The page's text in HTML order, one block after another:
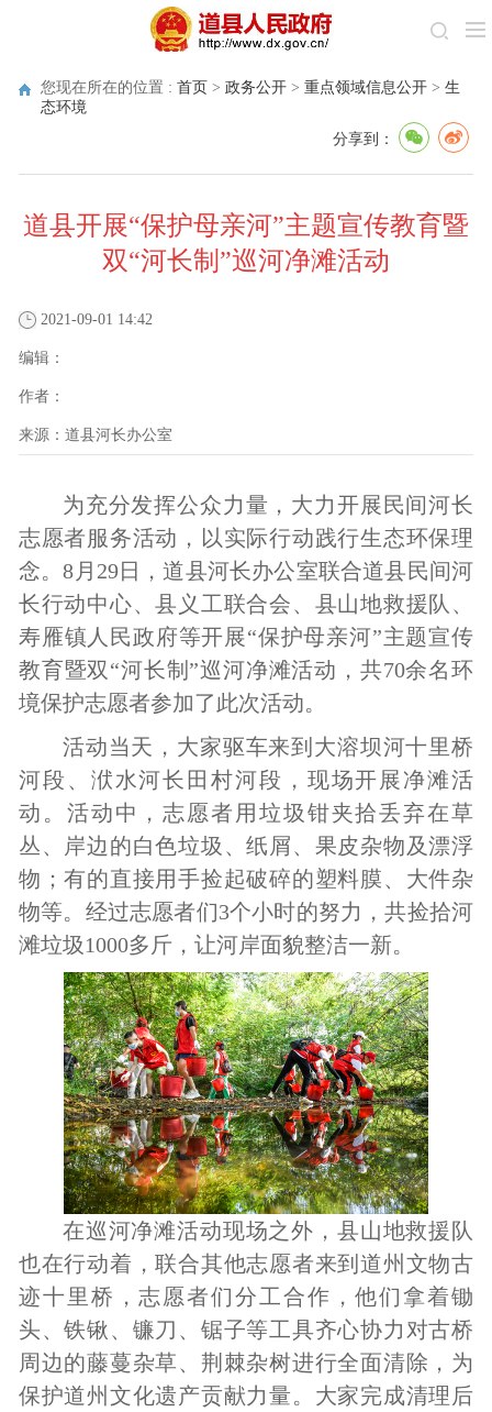
您现在所在的位置 : 首页 > 政务公开 > 重点领域信息公开 > 生
态环境
分享到：
道县开展“保护母亲河”主题宣传教育暨
双“河长制”巡河净滩活动
2021-09-01 14:42
编辑：
作者：
来源： 道县河长办公室
为充分发挥公众力量，大力开展民间河长
志愿者服务活动，以实际行动践行生态环保理
念。8 月 29日，道县河长办公室联合道县民间河
长行动中心、县义工联合会、县山地救援队、
寿雁镇人民政府等开展“保护母亲河”主题宣传
教育暨双“河长制”巡河净滩活动，共70余名环
境保护志愿者参加了此次活动。
活动当天，大家驱车来到大溶坝河十里桥
河段、洑水河长田村河段，现场开展净滩活
动。活动中，志愿者用垃圾钳夹拾丢弃在草
丛、岸边的白色垃圾、纸屑、果皮杂物及漂浮
物；有的直接用手捡起破碎的塑料膜、大件杂
物等。经过志愿者们3个小时的努力，共捡拾河
滩垃圾1000多斤，让河岸面貌整洁一新。
在巡河净滩活动现场之外，县山地救援队
也在行动着，联合其他志愿者来到道州文物古
迹十里桥，志愿者们分工合作，他们拿着锄
头、铁锹、镰刀、锯子等工具齐心协力对古桥
周边的藤蔓杂草、荆棘杂树进行全面清除，为
保护道州文化遗产贡献力量。大家完成清理后